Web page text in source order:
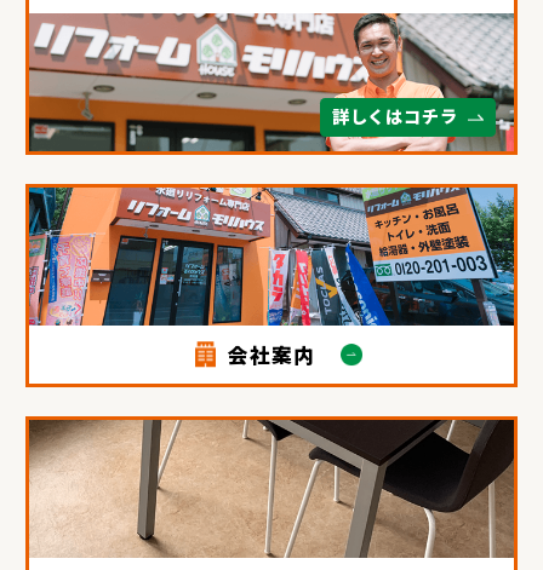
詳しくはコチラ
会社案内